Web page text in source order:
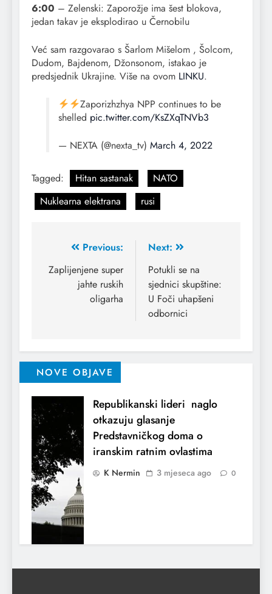
6:00 – Zelenski: Zaporožje ima šest blokova,
jedan takav je eksplodirao u Černobilu
Već sam razgovarao s Šarlom Mišelom , Šolcom,
Dudom, Bajdenom, Džonsonom, istakao je
predsjednik Ukrajine. Više na ovom LINKU.
Zaporizhzhya NPP continues to be
shelled pic.twitter.com/KsZXqTNVb3
— NEXTA (@nexta_tv) March 4, 2022
Tagged: Hitan sastanak
NATO
Nuklearna elektrana
rusi
Previous:
Zaplijenjene super
jahte ruskih
oligarha
Next:
Potukli se na
sjednici skupštine:
U Foči uhapšeni
odbornici
NOVE OBJAVE
Republikanski lideri naglo
otkazuju glasanje
Predstavničkog doma o
iranskim ratnim ovlastima
K Nermin 3 mjeseca ago 0